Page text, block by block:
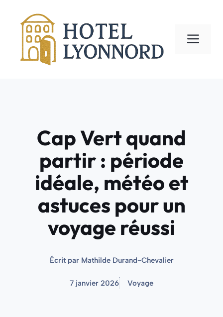
contenu
Cap Vert quand
partir : période
idéale, météo et
astuces pour un
voyage réussi
Écrit par Mathilde Durand-Chevalier
7 janvier 2026 Voyage